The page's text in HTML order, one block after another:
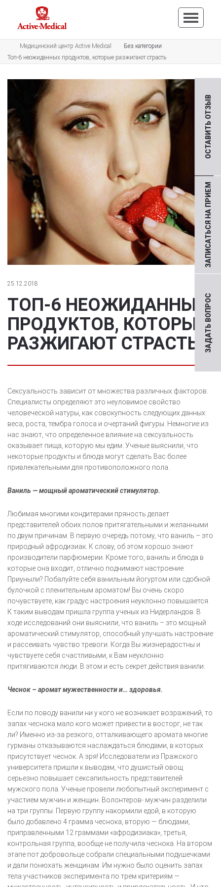
ЗАДАТЬ ВОПРОС
ЗАПИСАТЬСЯ НА ПРИЕМ
ОСТАВИТЬ ОТЗЫВ
Медицинский центр Active Medical
Без категории
Топ-6 неожиданных продуктов, которые разжигают страсть
25.12.2018
ТОП-6 НЕОЖИДАННЫХ
ПРОДУКТОВ, КОТОРЫЕ
РАЗЖИГАЮТ СТРАСТЬ
Сексуальность зависит от множества различных факторов.
Специалисты определяют это неуловимое свойство
человеческой натуры, как совокупность следующих данных:
веса, роста, тембра голоса и очертаний фигуры. Немногие из
нас знают, что определенное влияние на сексуальность
оказывает пища, которую мы едим. Ученые выяснили, что
некоторые продукты и блюда могут сделать Вас более
привлекательными для противоположного пола.
Ваниль — мощный ароматический стимулятор.
Любимая многими кондитерами пряность делает
представителей обоих полов притягательными и желанными
по двум причинам. В первую очередь потому, что ваниль – это
природный афродизиак. К слову, об этом хорошо знают
производители парфюмерии. Кроме того, ваниль и блюда в
которые она входит, отлично поднимают настроение.
Приуныли? Побалуйте себя ванильным йогуртом или сдобной
булочкой с пленительным ароматом! Вы очень скоро
почувствуете, как градус настроения неуклонно повышается.
К таким выводам пришла группа ученых из Нидерландов. В
ходе исследований они выяснили, что ваниль – это мощный
ароматический стимулятор, способный улучшать настроение
и рассеивать чувство тревоги. Когда Вы жизнерадостны и
чувствуете себя счастливыми, к Вам неуклонно
притягиваются люди. В этом и есть секрет действия ванили.
Чеснок – аромат мужественности и… здоровья.
Если по поводу ванили ни у кого не возникает возражений, то
запах чеснока мало кого может привести в восторг, не так
ли? Именно из-за резкого, отталкивающего аромата многие
гурманы отказываются наслаждаться блюдами, в которых
присутствует чеснок. А зря! Исследователи из Пражского
университета пришли к выводам, что душистый овощ
серьезно повышает сексапильность представителей
мужского пола. Ученые провели любопытный эксперимент с
участием мужчин и женщин. Волонтеров- мужчин разделили
на три группы. Первую группу накормили едой, в которую
было добавлено 4 грамма чеснока, вторую — блюдами,
приправленными 12 граммами «афродизиака», третья,
контрольная группа, вообще не получила чеснока. На втором
этапе пот добровольце собрали специальными подушечками
и дали понюхать женщинам. Им нужно было оценить запах
тела участников эксперимента по трем критериям —